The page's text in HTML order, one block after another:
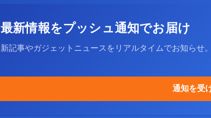
最新情報をプッシュ通知でお届け
新記事やガジェットニュースをリアルタイムでお知らせ
通知を受